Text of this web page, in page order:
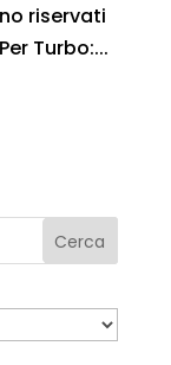
riservati
Turbo:...